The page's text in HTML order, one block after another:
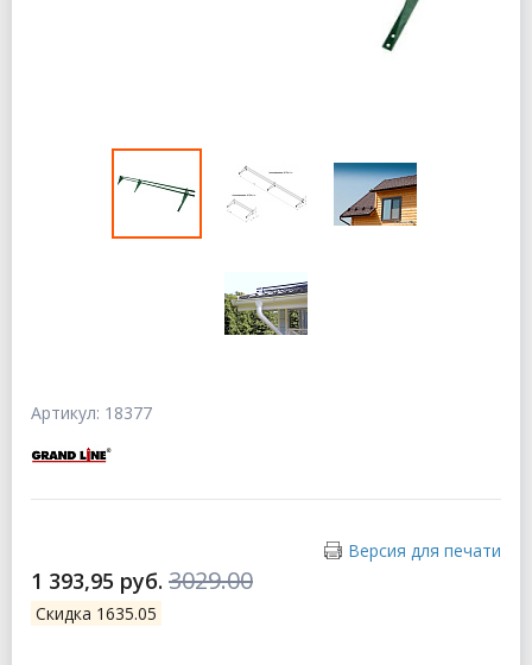
Артикул: 18377
Версия для печати
1 393,95 руб. 3029.00
Скидка 1635.05